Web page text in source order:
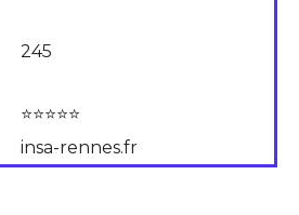
245
⭐⭐⭐⭐⭐
insa-rennes.fr